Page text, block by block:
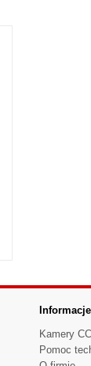
Informacje
Kamery
Pomoc